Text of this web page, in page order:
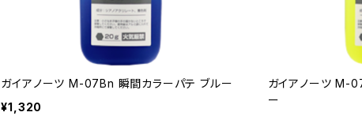
ガイアノーツ M-07Bn 瞬間カラーパテ ブルー
¥1,320
ガイアノーツ M-
ー